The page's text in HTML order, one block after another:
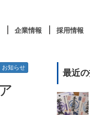
企業情報 採用情報
お知らせ
最近